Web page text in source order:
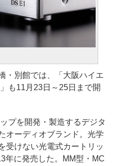
・別館では、「大阪ハイエ
も11月23日～25日まで開
プを開発・製造するデジタ
オーディオブランド。光学
受けない光電式カートリッ
年に発売した。MM型・MC